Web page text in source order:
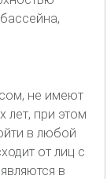
не имеют
лет, при этом
в любой
от лиц с
в